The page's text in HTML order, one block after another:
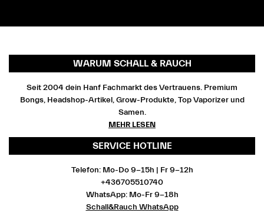
WARUM SCHALL & RAUCH
Seit 2004 dein Hanf Fachmarkt des Vertrauens. Premium
Bongs, Headshop-Artikel, Grow-Produkte, Top Vaporizer und
Samen.
MEHR LESEN
SERVICE HOTLINE
Telefon: Mo-Do 9-15h | Fr 9-12h
+436705510740
WhatsApp: Mo-Fr 9-18h
Schall&Rauch WhatsApp